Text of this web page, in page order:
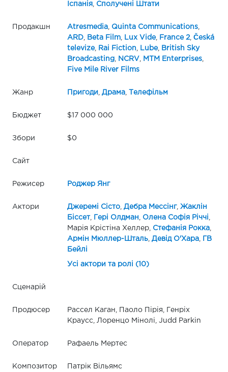
Іспанія, Сполучені Штати
Продакшн Atresmedia, Quinta Communications,
ARD, Beta Film, Lux Vide, France 2, Česká
televize, Rai Fiction Lube,
British Sky
Broadcasting, NCRV MTM Enterprises,
Five Mile River Films
Жанр Пригоди Драма, Телефільм
Бюджет $17 000 000
Збори $0
Сайт
Режисер Роджер Янг
Актори Джеремі Сісто, Дебра Мессінг, Жаклін
Біссет, Гері Олдман Олена Софія Річчі
Марія Крістіна Хеллер,
Стефанія Рокка,
Армін Мюллер-Шталь, Девід О'Хара,
ГВ
Бейлі
Усі актори та ролі (10)
Сценарій
Продюсер
Рассел Каган, Паоло Пірія, Генріх
Краусс, Лоренцо Мінолі, Judd Parkin
Оператор Рафаель Мертес
Композитор Патрік Вільямс